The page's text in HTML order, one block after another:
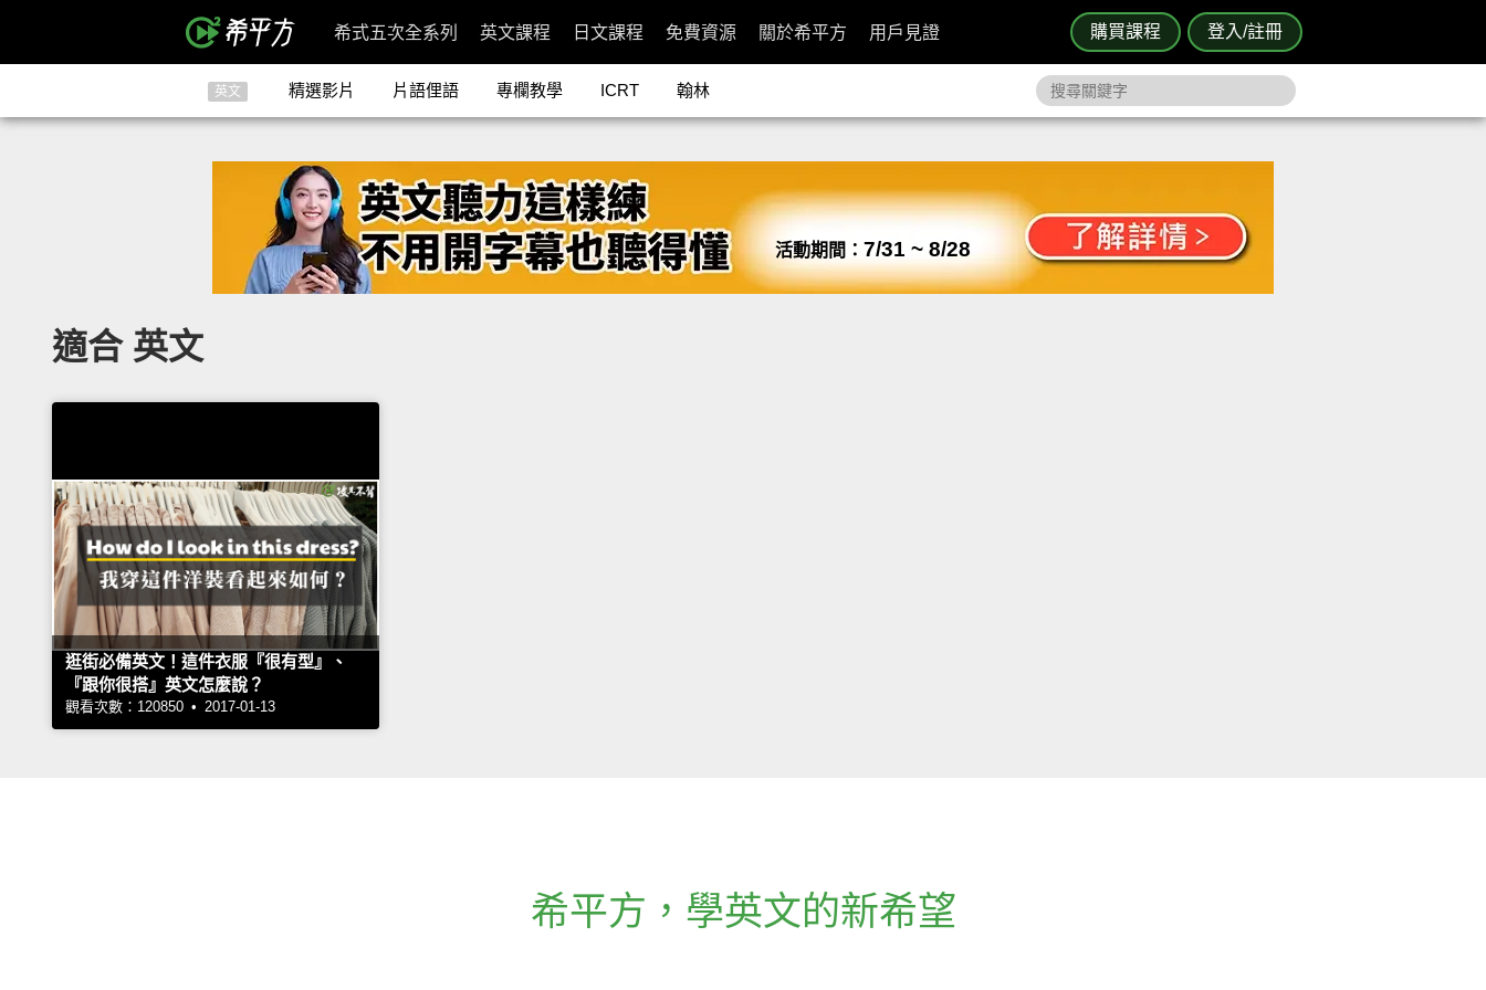
購買課程 登入/註冊
希式五次全系列 英文課程 日文課程 免費資源 關於希平方 用戶見證
英文 精選影片 片語俚語 專欄教學 ICRT 翰林
活動期間： 7/31 ~ 8/28
適合 英文
逛街必備英文！這件衣服『很有型』、
『跟你很搭』英文怎麼說？
觀看次數：120850 • 2017-01-13
希平方 ， 學英文的新希望